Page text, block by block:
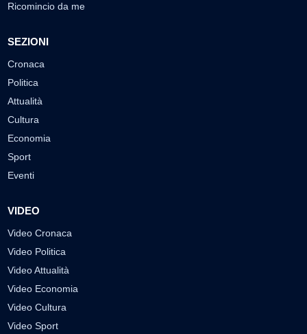
Ricomincio da me
SEZIONI
Cronaca
Politica
Attualità
Cultura
Economia
Sport
Eventi
VIDEO
Video Cronaca
Video Politica
Video Attualità
Video Economia
Video Cultura
Video Sport